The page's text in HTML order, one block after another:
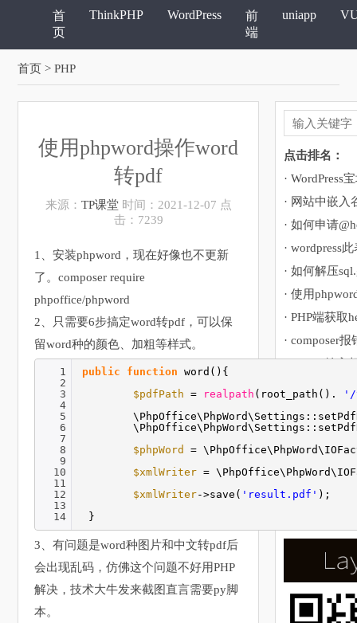
首
页
ThinkPHP WordPress
前
端
uniapp
首页 > PHP
使用phpword操作word
转pdf
来源： TP课堂时间：2021-12-07 点
击：7239
1、安装phpword，现在好像也不更新
了。composer require
phpoffice/phpword
2、只需要6步搞定word转pdf，可以保
留word种的颜色、加粗等样式。
1
2
3
4
5
6
7
8
9
10
11
12
13
14
public function
word(){
$pdfPath
= realpath (root_path().
'/
$phpWord
=
$xmlWriter =
$xmlWriter->save( 'result.pdf' );
}
3、有问题是word种图片和中文转pdf后
会出现乱码，仿佛这个问题不好用PHP
解决，技术大牛发来截图直言需要py脚
本。
点击排名：
· 网站中嵌入
· 如何申请
· 如何解压
· 使用
· PHP端获取
· uniapp输入
· ThinkPHP6